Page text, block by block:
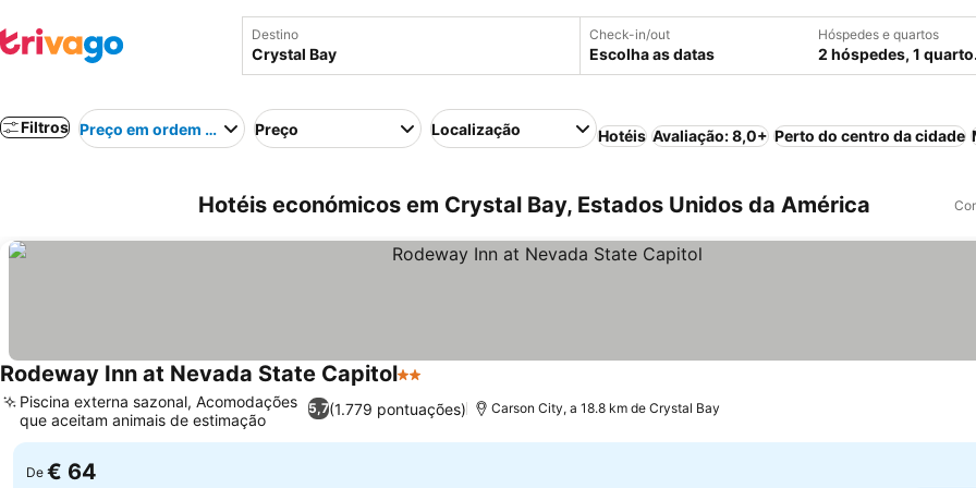
Destino Check-in/out
Escolha as datas
Hóspedes e quartos
2 hóspedes, 1 quarto.
Filtros Preço em ordem crescentePreço Localização Hotéis Avaliação: 8,0+ Perto do centro da cidade
Hotéis económicos em Crystal Bay, Estados Unidos da América
Rodeway Inn at Nevada State Capitol2 Estrelas
5,7(1.779 pontuações)
Piscina externa sazonal, Acomodações
que aceitam animais de estimação
Carson City, a 18.8 km de Crystal Bay
De € 64